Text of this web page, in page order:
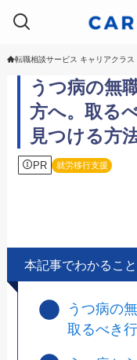
転職相談サービス キャリアクラス
うつ病の無
方へ。取る
見つける方
PR 就労移行支援
本記事でわかること
うつ病の
取るべき